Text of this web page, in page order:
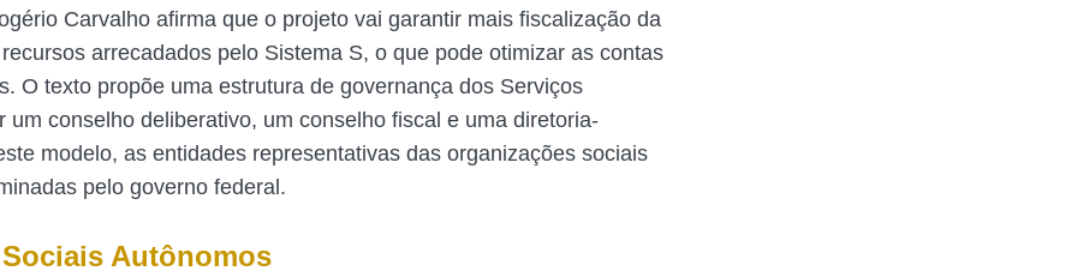
Carvalho afirma que o projeto vai garantir mais fiscalização da
arrecadados pelo Sistema S, o que pode otimizar as contas
O texto propõe uma estrutura de governança dos Serviços
um conselho deliberativo, um conselho fiscal e uma diretoria-
modelo, as entidades representativas das organizações sociais
pelo governo federal.
Autônomos